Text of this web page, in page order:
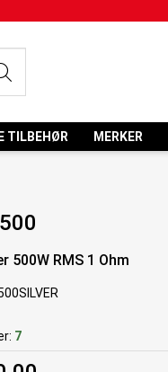
TILBEHØR MERKER
500W RMS 1 Ohm
7